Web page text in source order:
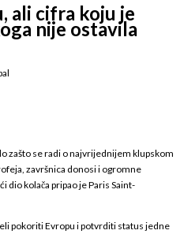
ali cifra koju je
nije ostavila
zašto se radi o najvrijednijem klupskom
završnica donosi i ogromne
dio kolača pripao je Paris Saint-
pokoriti Evropu i potvrditi status jedne